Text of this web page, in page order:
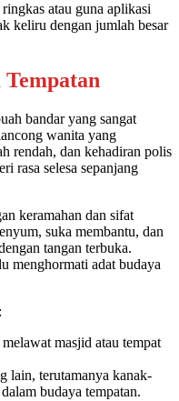
atau guna aplikasi
keliru dengan jumlah besar
bandar yang sangat
wanita yang
rendah, dan kehadiran polis
rasa selesa sepanjang
keramahan dan sifat
suka membantu, dan
tangan terbuka.
menghormati adat budaya
masjid atau tempat
lain, terutamanya kanak-
budaya tempatan.